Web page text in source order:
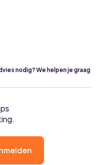
nodig? We helpen je graag